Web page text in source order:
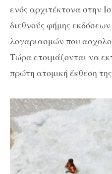
ενός αρχιτέκτονα στην
διεθνούς φήμης
λογαριασμών που
Τώρα ετοιμάζονται να
πρώτη ατομική έκθεση